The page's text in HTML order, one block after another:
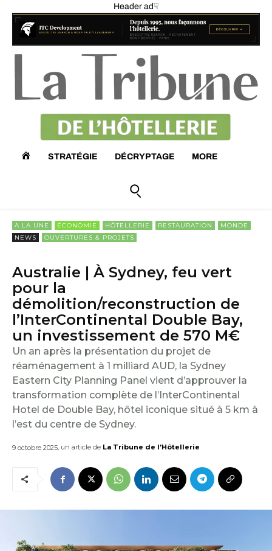
Header ad☟
U
E
I
L
STRATÉGIE DÉCRYPTAGE MORE
A LA UNE ÉCONOMIE HÔTELLERIE RESTAURATION
MONDE
NEWS
OUVERTURES & PROJETS
Australie | À Sydney, feu vert
pour la
démolition/reconstruction de
l’InterContinental Double Bay,
un investissement de 570 M€
Un an après la présentation du projet de
réaménagement à 1 milliard AUD, la Sydney
Eastern City Planning Panel vient d’approuver la
transformation complète de l’InterContinental
Hotel de Double Bay, hôtel iconique situé à 5 km à
l’est du centre de Sydney.
9 octobre 2025, un article de La Tribune de l’Hôtellerie